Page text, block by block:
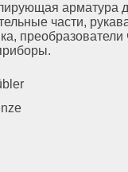
арматура
части,
преобразователи